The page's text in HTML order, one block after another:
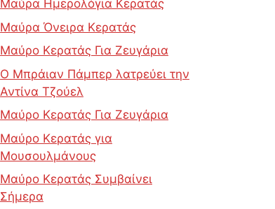
Μαύρα Ημερολόγια Κερατάς
Μαύρα Όνειρα Κερατάς
Μαύρο Κερατάς Για Ζευγάρια
Ο Μπράιαν Πάμπερ λατρεύει την
Αντίνα Τζούελ
Μαύρο Κερατάς Για Ζευγάρια
Μαύρο Κερατάς για
Μουσουλμάνους
Μαύρο Κερατάς Συμβαίνει
Σήμερα